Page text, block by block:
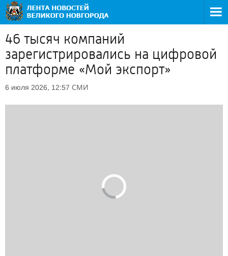
46 тысяч компаний
зарегистрировались на цифровой
платформе «Мой экспорт»
6 июля 2026, 12:57 СМИ